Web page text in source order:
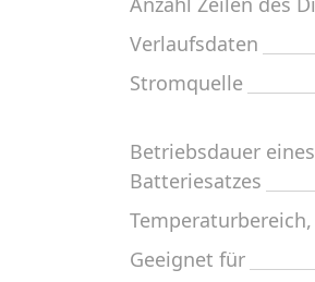
Verlaufsdaten
Stromquelle
Betriebsdauer eines
Batteriesatzes
Temperaturbereich,
Geeignet für